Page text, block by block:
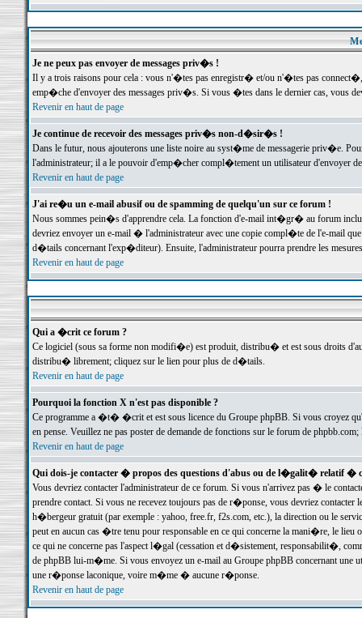
Je ne peux pas envoyer de messages priv�s !
Il y a trois raisons pour cela : vous n'�tes pas enregistr� et/ou n'�tes pas
emp�che d'envoyer des messages priv�s. Si vous �tes dans le dernier cas, vous
Revenir en haut de page
Je continue de recevoir des messages priv�s non-d�sir�s !
Dans le futur, nous ajouterons une liste noire au syst�me de messagerie priv�e.
l'administrateur; il a le pouvoir d'emp�cher compl�tement un utilisateur d'envoyer
Revenir en haut de page
J'ai re�u un e-mail abusif ou de spamming de quelqu'un sur ce forum !
Nous sommes pein�s d'apprendre cela. La fonction d'e-mail int�gr� au forum inclut
devriez envoyer un e-mail � l'administrateur avec une copie compl�te de l'e-mail
d�tails concernant l'exp�diteur). Ensuite, l'administrateur pourra prendre les
Revenir en haut de page
Qui a �crit ce forum ?
Ce logiciel (sous sa forme non modifi�e) est produit, distribu� et est sous droits
distribu� librement; cliquez sur le lien pour plus de d�tails.
Revenir en haut de page
Pourquoi la fonction X n'est pas disponible ?
Ce programme a �t� �crit et est sous licence du Groupe phpBB. Si vous croyez
en pense. Veuillez ne pas poster de demande de fonctions sur le forum de
Revenir en haut de page
Qui dois-je contacter � propos des questions d'abus ou de l�galit� relatif �
Vous devriez contacter l'administrateur de ce forum. Si vous n'arrivez pas � le
prendre contact. Si vous ne recevez toujours pas de r�ponse, vous devriez
h�bergeur gratuit (par exemple : yahoo, free.fr, f2s.com, etc.), la direction ou le
peut en aucun cas �tre tenu pour responsable en ce qui concerne la mani�re, le
ce qui ne concerne pas l'aspect l�gal (cessation et d�sistement, responsabilit�,
de phpBB lui-m�me. Si vous envoyez un e-mail au Groupe phpBB concernant une
une r�ponse laconique, voire m�me � aucune r�ponse.
Revenir en haut de page